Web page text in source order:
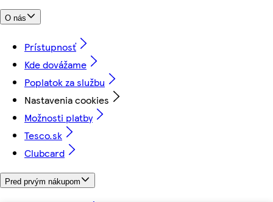
O nás
Prístupnosť
Kde dovážame
Poplatok za službu
Nastavenia cookies
Možnosti platby
Tesco.sk
Clubcard
Pred prvým nákupom